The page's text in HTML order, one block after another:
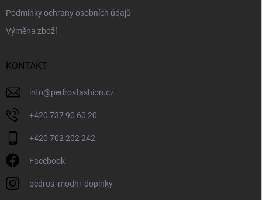
Podmínky ochrany osobních údajů
Výměna zboží
KONTAKT
info@pedrosfashion.cz
+420 737 90 60 20
+420 702 202 242
Facebook
pedros_modni_doplnky